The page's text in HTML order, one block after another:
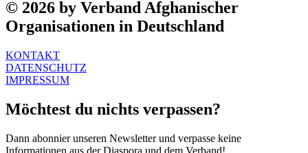
© 2026 by Verband Afghanischer
Organisationen in Deutschland
KONTAKT
DATENSCHUTZ
IMPRESSUM
Möchtest du nichts verpassen?
Dann abonnier unseren Newsletter und verpasse keine